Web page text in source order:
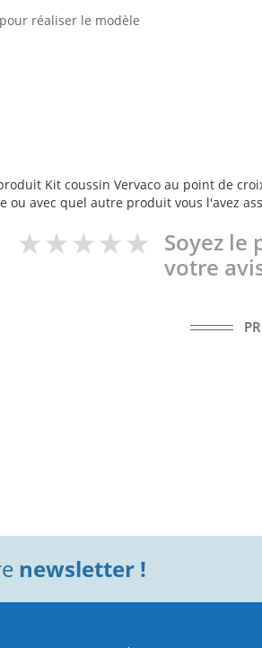
réaliser le modèle
Kit coussin Vervaco au point de
ou avec quel autre produit vous l'avez
Soyez le
votre
newsletter !